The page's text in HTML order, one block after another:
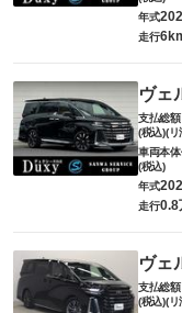
年式
走行
ヴェ
支払総額
(税込)(リ
車両本
(税込)
年式
走行0.8
ヴェ
支払総額
(税込)(リ